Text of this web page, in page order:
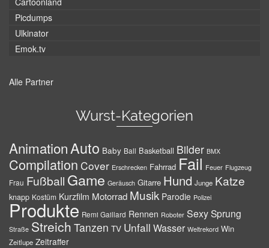
Picdumps
Ulkinator
Emok.tv
Alle Partner
Wurst-Kategorien
AnimationAuto Baby Ball Basketball Bilder BMX
Compilation Cover Erschrecken Fahrrad Fail Feuer Flugzeug
Frau Fußball Game Geräusch Gitarre Hund Junge Katze
knapp Kostüm Kurzfilm Motorrad Musik Parodie Polizei
Produkte Remi Gaillard Rennen Roboter SexySprung
Straße Streich Tanzen TV Unfall Wasser Weltrekord Win
Zeitlupe Zeitraffer